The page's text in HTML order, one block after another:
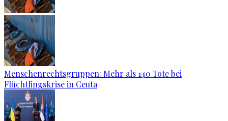
Menschenrechtsgruppen: Mehr als 140 Tote bei
Flüchtlingskrise in Ceuta